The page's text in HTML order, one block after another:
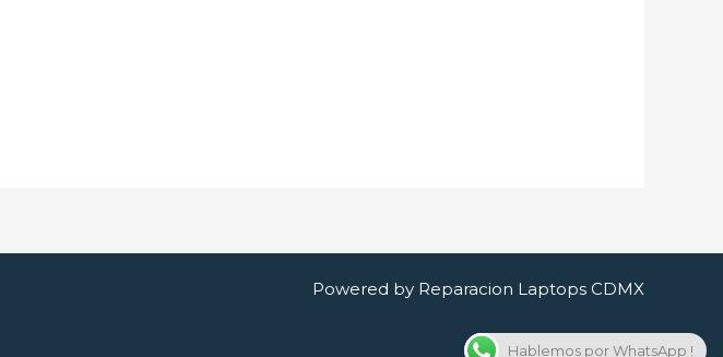
Powered by Reparacion Laptops CDMX
Hablemos por WhatsApp !